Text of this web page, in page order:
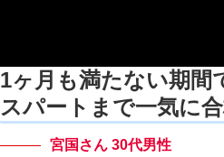
1ヶ月も満たない期間
スパートまで一気に合
宮国さん 30代男性